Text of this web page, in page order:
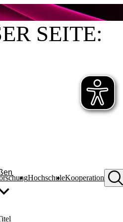
HochschuleKooperation
SEITE: